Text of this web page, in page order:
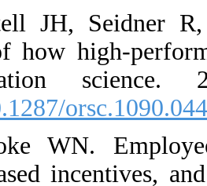
16. Gittell JH,
model of how
Organization
[DOI:10.1287/
17. Cooke WN.
group-based